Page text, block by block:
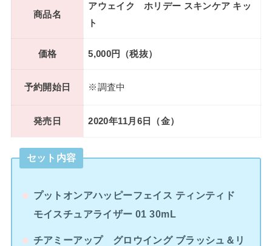
商品名
アウェイク ホリデー スキンケア キッ
ト
価格 5,000円（税抜）
予約開始日 ※調査中
発売日 2020年11月6日（金）
セット内容
プットオンアハッピーフェイス ティンティド
モイスチュアライザー 01 30mL
チアミーアップ グロウイング ブラッシュ＆リ